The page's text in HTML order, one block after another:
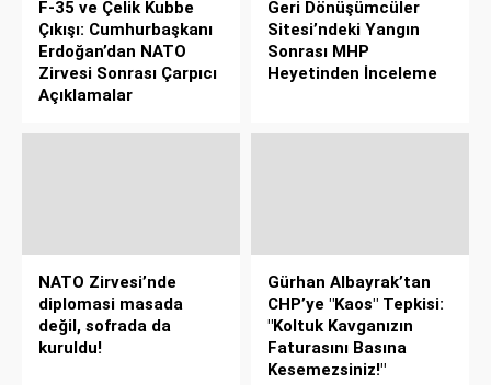
F-35 ve Çelik Kubbe
Çıkışı: Cumhurbaşkanı
Erdoğan’dan NATO
Zirvesi Sonrası Çarpıcı
Açıklamalar
Geri Dönüşümcüler
Sitesi’ndeki Yangın
Sonrası MHP
Heyetinden İnceleme
NATO Zirvesi’nde
diplomasi masada
değil, sofrada da
kuruldu!
Gürhan Albayrak’tan
CHP’ye "Kaos" Tepkisi:
"Koltuk Kavganızın
Faturasını Basına
Kesemezsiniz!"